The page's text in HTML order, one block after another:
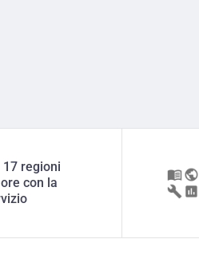
regioni
con la